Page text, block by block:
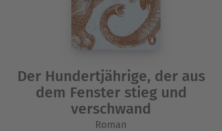
Der Hundertjährige, der aus
dem Fenster stieg und
verschwand
Roman